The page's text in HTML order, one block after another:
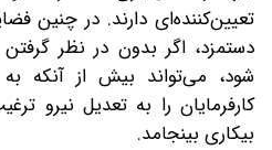
تعیین‌کننده‌ای دارند. در چنین
دستمزد، اگر بدون در نظر
شود، می‌تواند بیش از آنکه
کارفرمایان را به تعدیل نیرو
بیکاری بینجامد.